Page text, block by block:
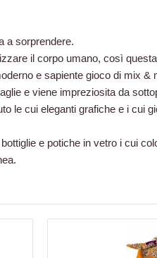
a sorprendere.
il corpo umano, così
e sapiente gioco di mix &
e viene impreziosita da
le cui eleganti grafiche e i cui
e potiche in vetro i cui